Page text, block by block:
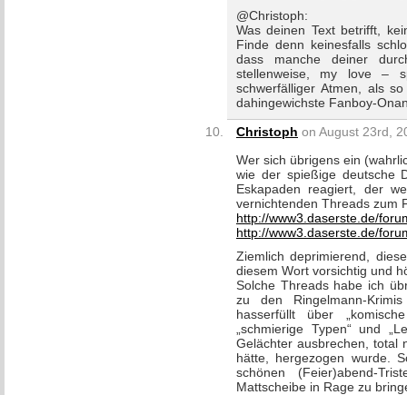
@Christoph:
Was deinen Text betrifft,
Finde denn keinesfalls
dass manche deiner
stellenweise, my love –
schwerfälliger Atmen, als
dahingewichste Fanboy-
Christoph on August 23rd,
Wer sich übrigens ein
wie der spießige deutsche
Eskapaden reagiert, der
vernichtenden Threads zum
http://www3.daserste.de/
http://www3.daserste.de/
Ziemlich deprimierend,
diesem Wort vorsichtig und
Solche Threads habe ich
zu den Ringelmann-
hasserfüllt über
„schmierige Typen“ und
Gelächter ausbrechen, total
hätte, hergezogen wurde.
schönen (Feier)abend-
Mattscheibe in Rage zu